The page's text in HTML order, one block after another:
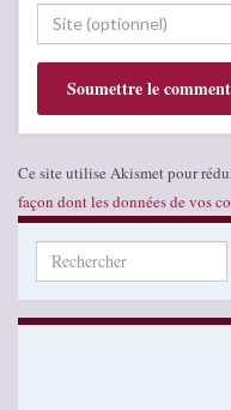
Ce site utilise Akismet pour
façon dont les données de vos
Search for: